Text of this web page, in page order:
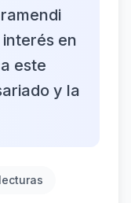
en
este
y la
lecturas